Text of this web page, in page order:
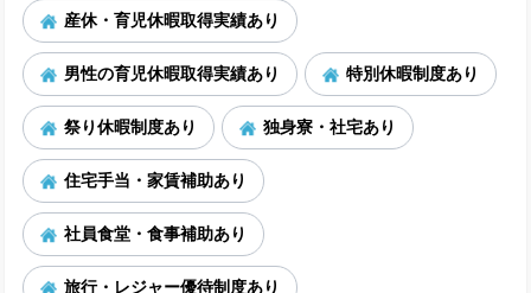
産休・育児休暇取得実績あり
男性の育児休暇取得実績あり 特別休暇制度あり
祭り休暇制度あり 独身寮・社宅あり
住宅手当・家賃補助あり
社員食堂・食事補助あり
旅行・レジャー優待制度あり